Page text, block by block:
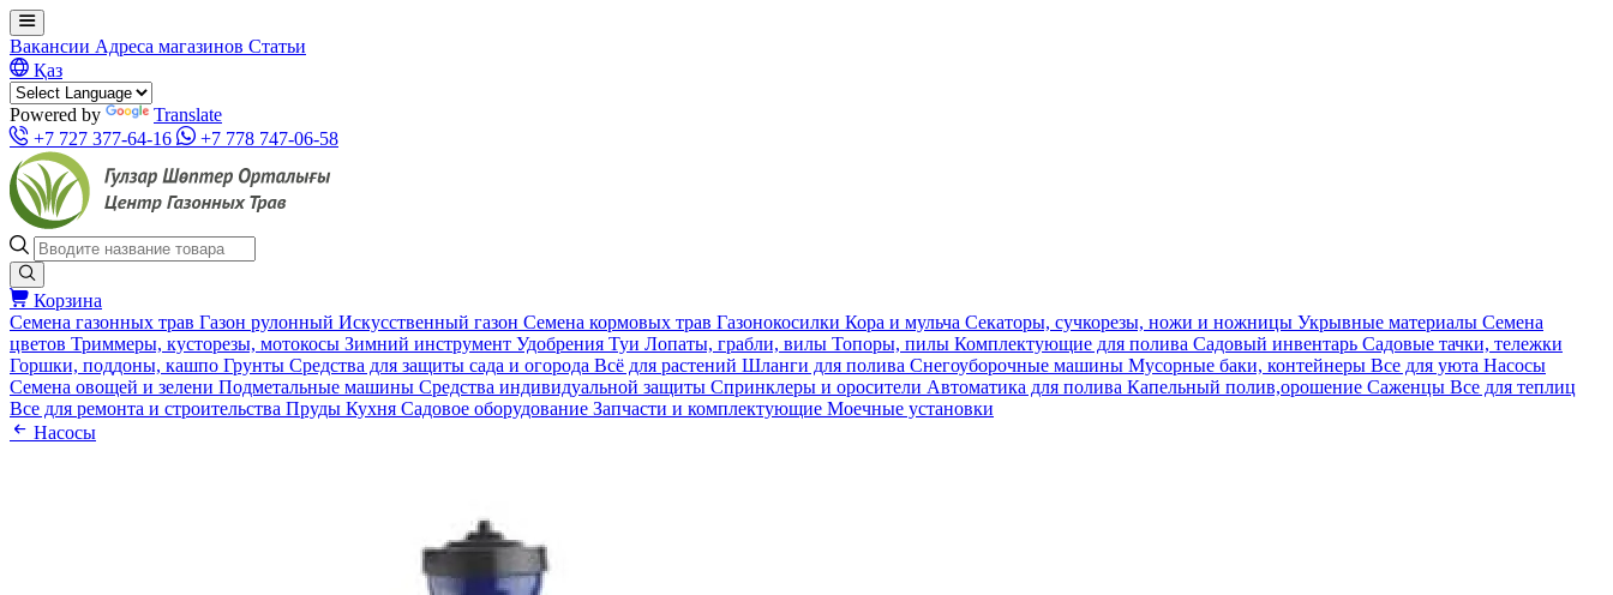
Вакансии Адреса магазинов Статьи
Қаз
Powered by
Translate
+7 727 377-64-16
+7 778 747-06-58
Корзина
Семена газонных трав Газон рулонный Искусственный газон Семена кормовых трав Газонокосилки Кора и мульча Секаторы, сучкорезы, ножи и ножницы Укрывные материалы Семена
цветов Триммеры, кусторезы, мотокосы Зимний инструмент Удобрения Туи Лопаты, грабли, вилы Топоры, пилы Комплектующие для полива Садовый инвентарь Садовые тачки, тележки
Горшки, поддоны, кашпо Грунты Средства для защиты сада и огорода Всё для растений Шланги для полива Снегоуборочные машины Мусорные баки, контейнеры Все для уюта Насосы
Семена овощей и зелени Подметальные машины Средства индивидуальной защиты Спринклеры и оросители Автоматика для полива Капельный полив,орошение Саженцы Все для теплиц
Все для ремонта и строительства Пруды Кухня Садовое оборудование Запчасти и комплектующие Моечные установки
Насосы